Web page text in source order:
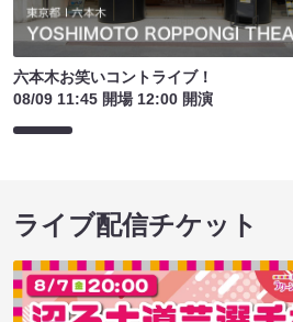
六本木お笑いコントライブ！
08/09 11:45 開場 12:00 開演
ライブ配信チケット